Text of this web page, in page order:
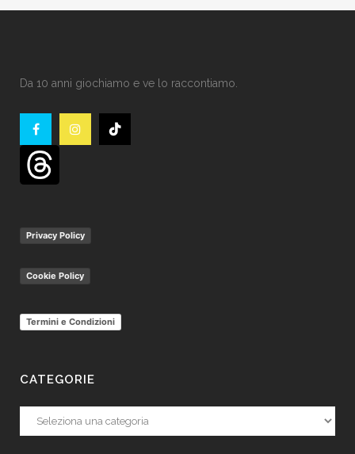
Da 10 anni giochiamo e ve lo raccontiamo.
Privacy Policy
Cookie Policy
Termini e Condizioni
CATEGORIE
Categorie